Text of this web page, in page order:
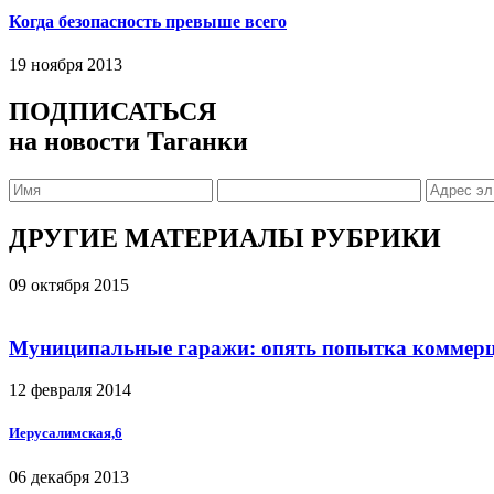
Когда безопасность превыше всего
19 ноября 2013
ПОДПИСАТЬСЯ
на новости Таганки
ДРУГИЕ МАТЕРИАЛЫ РУБРИКИ
09 октября 2015
Муниципальные гаражи: опять попытка
12 февраля 2014
Иерусалимская,6
06 декабря 2013